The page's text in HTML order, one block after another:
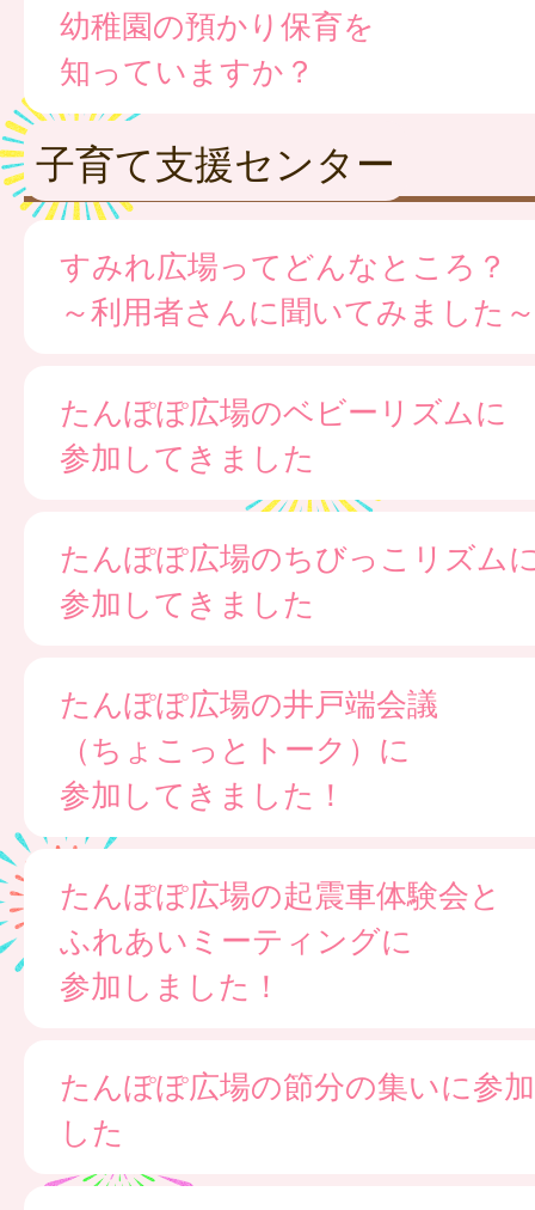
幼稚園の預かり保育を
知っていますか？
子育て支援センター
すみれ広場ってどんなところ？
～利用者さんに聞いてみました～
たんぽぽ広場のベビーリズムに
参加してきました
たんぽぽ広場のちびっこリズム
参加してきました
たんぽぽ広場の井戸端会議
（ちょこっとトーク）に
参加してきました！
たんぽぽ広場の起震車体験会と
ふれあいミーティングに
参加しました！
たんぽぽ広場の節分の集いに参
した